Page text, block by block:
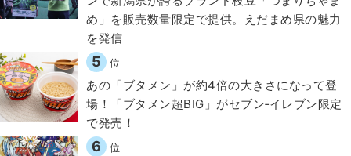
め」を販売数量限定で提供。えだまめ県の魅力
を発信
5 位
あの「ブタメン」が約4倍の大きさになって登
場！「ブタメン超BIG」がセブン‐イレブン限定
で発売！
6 位